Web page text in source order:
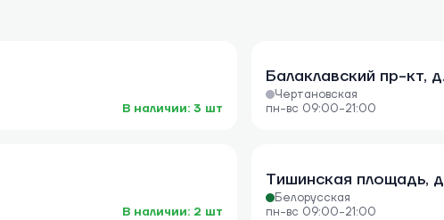
В наличии: 3 шт
Балаклавский пр-кт,
Чертановская
пн-вс 09:00-21:00
В наличии: 2 шт
Тишинская площадь,
Белорусская
пн-вс 09:00-21:00